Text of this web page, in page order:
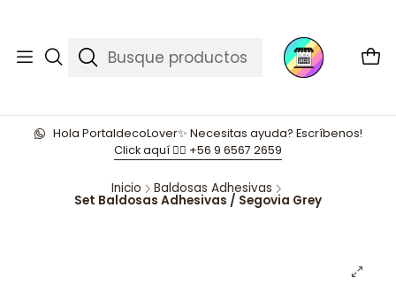
Hola PortaldecoLover✨ Necesitas ayuda? Escríbenos!
Click aquí 👉🏼 +56 9 6567 2659
Inicio Baldosas Adhesivas
Set Baldosas Adhesivas / Segovia Grey